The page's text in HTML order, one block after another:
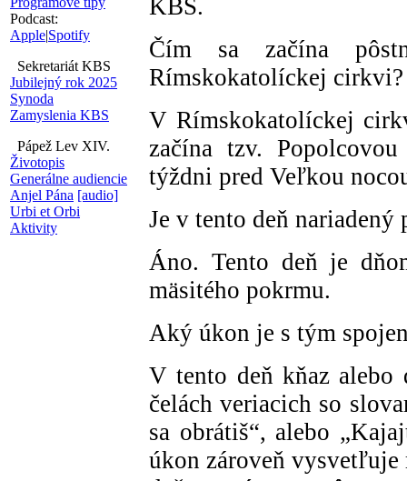
Podcast:
Apple|Spotify
Sekretariát KBS
Jubilejný rok 2025
Synoda
Zamyslenia KBS
Pápež Lev XIV.
Životopis
Generálne audiencie
Anjel Pána [audio]
Urbi et Orbi
Aktivity
KBS.
Čím sa začína
Rímskokatolíckej cirkvi?
V Rímskokatolíckej
začína tzv.
týždni pred Veľkou
Je v tento deň nariadený
Áno. Tento deň je
mäsitého pokrmu.
Aký úkon je s tým
V tento deň kňaz
čelách veriacich so
sa obrátiš“, alebo
úkon zároveň